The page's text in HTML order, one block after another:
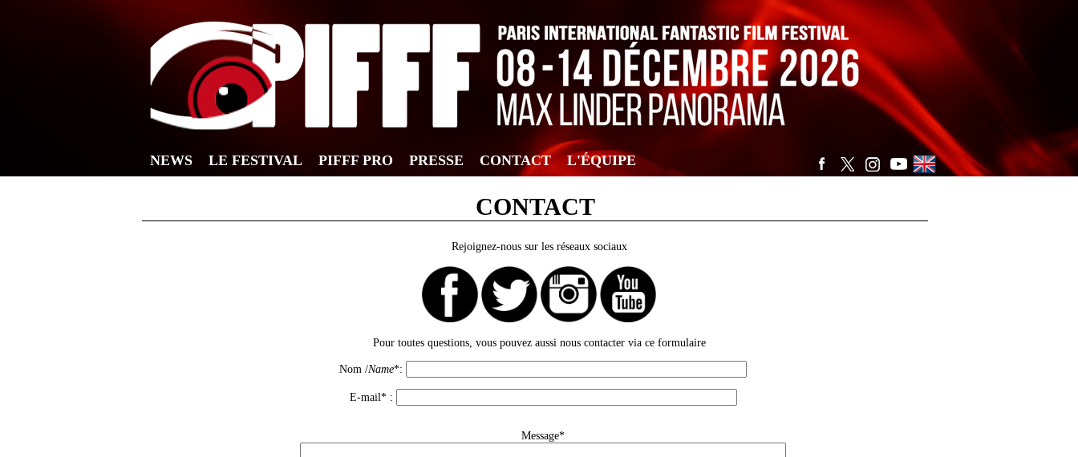
NEWS LE FESTIVAL PIFFF PRO PRESSE CONTACT L'ÉQUIPE
CONTACT
Rejoignez-nous sur les réseaux sociaux
Pour toutes questions, vous pouvez aussi nous contacter via ce formulaire
Nom /Name*:
E-mail* :
Message*